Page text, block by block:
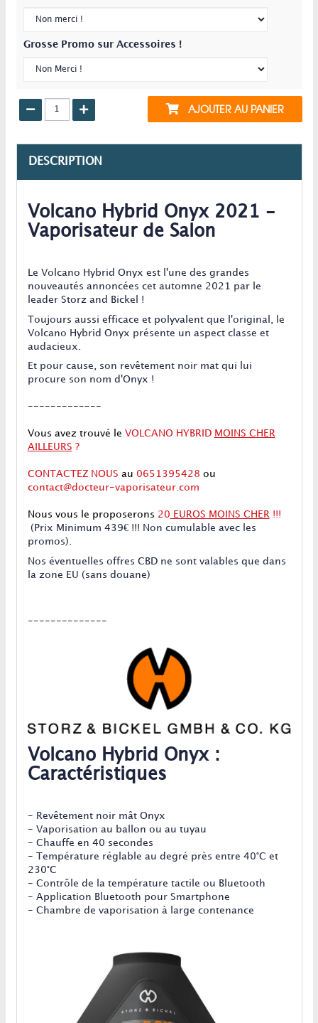
Grosse Promo sur Accessoires !
AJOUTER AU PANIER
DESCRIPTION
Volcano Hybrid Onyx 2021 -
Vaporisateur de Salon
Le Volcano Hybrid Onyx est l'une des grandes
nouveautés annoncées cet automne 2021 par le
leader Storz and Bickel !
Toujours aussi efficace et polyvalent que l'original, le
Volcano Hybrid Onyx présente un aspect classe et
audacieux.
Et pour cause, son revêtement noir mat qui lui
procure son nom d'Onyx !
-------------
Vous avez trouvé le VOLCANO HYBRID MOINS CHER
AILLEURS ?
CONTACTEZ NOUS au 0651395428 ou
contact@docteur-vaporisateur.com
Nous vous le proposerons 20 EUROS MOINS CHER !!!
(Prix Minimum 439€ !!! Non cumulable avec les
promos).
Nos éventuelles offres CBD ne sont valables que dans
la zone EU (sans douane)
--------------
Volcano Hybrid Onyx :
Caractéristiques
- Revêtement noir mât Onyx
- Vaporisation au ballon ou au tuyau
- Chauffe en 40 secondes
- Température réglable au degré près entre 40°C et
230°C
- Contrôle de la température tactile ou Bluetooth
- Application Bluetooth pour Smartphone
- Chambre de vaporisation à large contenance